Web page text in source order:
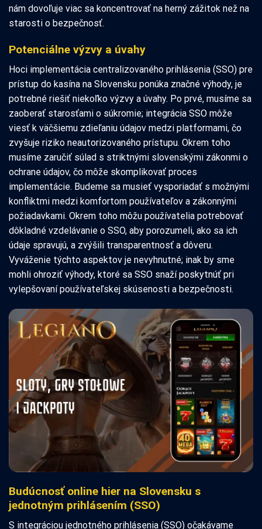
nám dovoľuje viac sa koncentrovať na herný zážitok než na
starosti o bezpečnosť.
Potenciálne výzvy a úvahy
Hoci implementácia centralizovaného prihlásenia (SSO) pre
prístup do kasína na Slovensku ponúka značné výhody, je
potrebné riešiť niekoľko výzvy a úvahy. Po prvé, musíme sa
zaoberať starosťami o súkromie; integrácia SSO môže
viesť k väčšiemu zdieľaniu údajov medzi platformami, čo
zvyšuje riziko neautorizovaného prístupu. Okrem toho
musíme zaručiť súlad s striktnými slovenskými zákonmi o
ochrane údajov, čo môže skomplikovať proces
implementácie. Budeme sa musieť vysporiadať s možnými
konfliktmi medzi komfortom používateľov a zákonnými
požiadavkami. Okrem toho môžu používatelia potrebovať
dôkladné vzdelávanie o SSO, aby porozumeli, ako sa ich
údaje spravujú, a zvýšili transparentnosť a dôveru.
Vyváženie týchto aspektov je nevyhnutné; inak by sme
mohli ohroziť výhody, ktoré sa SSO snaží poskytnúť pri
vylepšovaní používateľskej skúsenosti a bezpečnosti.
Budúcnosť online hier na Slovensku s
jednotným prihlásením (SSO)
S integráciou jednotného prihlásenia (SSO) očakávame